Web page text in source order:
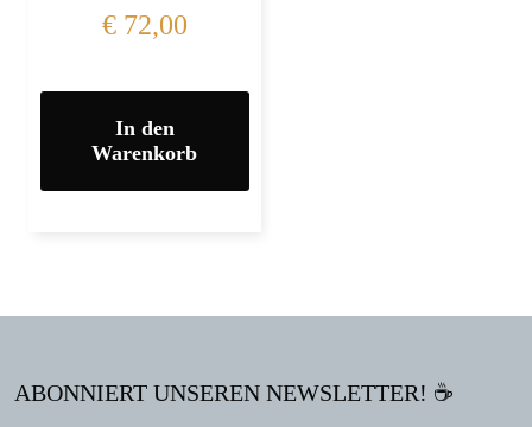
€72,00
In den
Warenkorb
ABONNIERT UNSEREN NEWSLETTER! ☕